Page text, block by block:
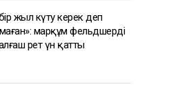
жыл күту керек деп
марқұм фельдшердің
рет үн қатты